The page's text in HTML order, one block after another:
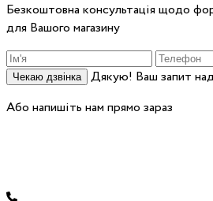
Безкоштовна консультація щодо
для Вашого магазину
Чекаю дзвінка
Дякую! Ваш запит
Або напишіть нам прямо зараз